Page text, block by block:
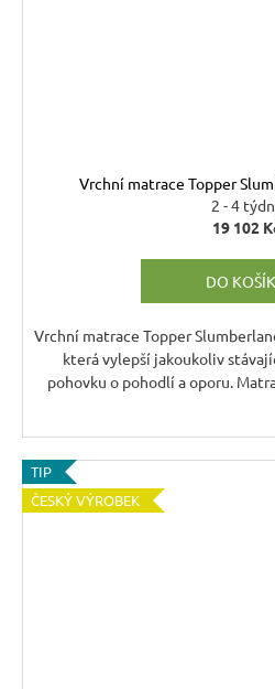
Vrchní matrace Topper
2 - 4
19 102
DO
Vrchní matrace Topper
která vylepší jakoukoliv
pohovku o pohodlí a oporu.
TIP
ČESKÝ VÝROBEK